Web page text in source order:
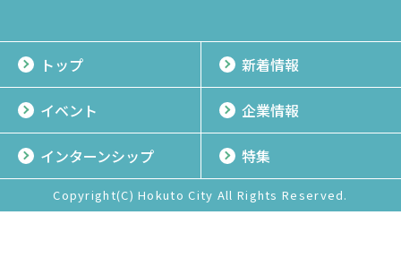
トップ 新着情報
イベント 企業情報
インターンシップ 特集
Copyright(C) Hokuto City All Rights Reserved.